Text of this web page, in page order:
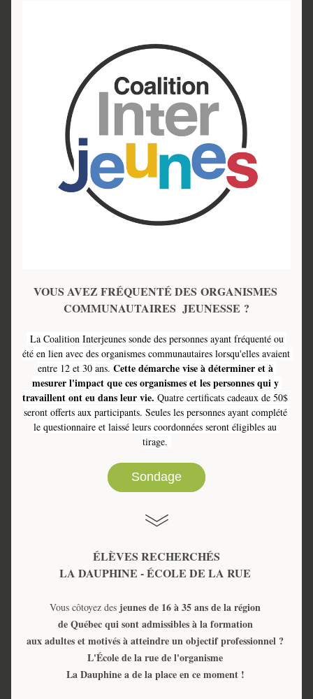
VOUS AVEZ FRÉQUENTÉ DES ORGANISMES
COMMUNAUTAIRES  JEUNESSE ?
La Coalition Interjeunes sonde des personnes ayant fréquenté ou
été en lien avec des organismes communautaires lorsqu'elles avaient
entre 12 et 30 ans. Cette démarche vise à déterminer et à
mesurer l'impact que ces organismes et les personnes qui y
travaillent ont eu dans leur vie. Quatre certificats cadeaux de 50$
seront offerts aux participants. Seules les personnes ayant complété
le questionnaire et laissé leurs coordonnées seront éligibles au
tirage.
Sondage
ÉLÈVES RECHERCHÉS
LA DAUPHINE - ÉCOLE DE LA RUE
Vous côtoyez des jeunes de 16 à 35 ans de la région
de Québec qui sont admissibles à la formation
aux adultes et motivés à atteindre un objectif professionnel ?
L'École de la rue de l'organisme
La Dauphine a de la place en ce moment !